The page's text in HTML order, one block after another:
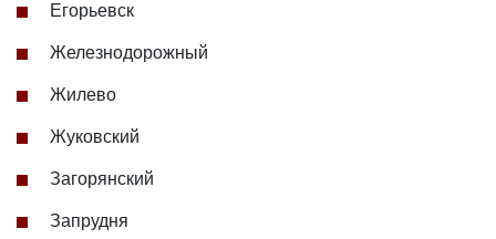
Егорьевск
Железнодорожный
Жилево
Жуковский
Загорянский
Запрудня